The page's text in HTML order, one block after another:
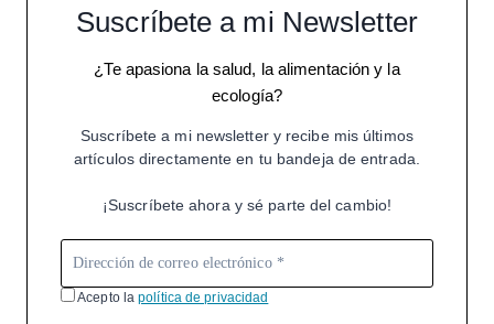
Suscríbete a mi Newsletter
¿Te apasiona la salud, la alimentación y la
ecología?
Suscríbete a mi newsletter y recibe mis últimos
artículos directamente en tu bandeja de entrada.
¡Suscríbete ahora y sé parte del cambio!
Acepto lapolítica de privacidad